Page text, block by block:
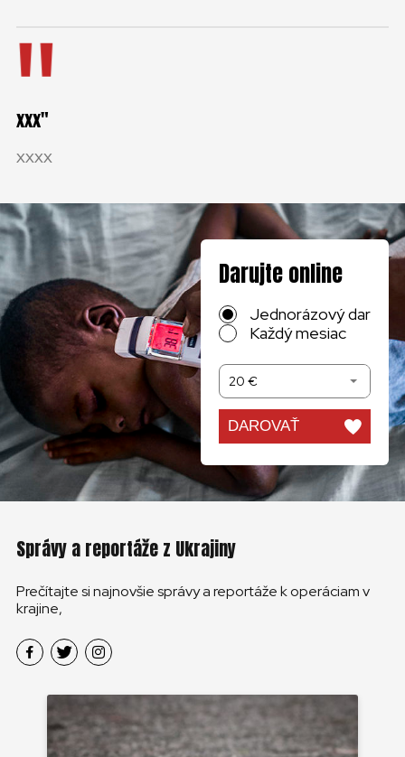
xxx
xxxx
Darujte online
Jednorázový dar
Každý mesiac
20 €
DAROVAŤ
Správy a reportáže z Ukrajiny
Prečítajte si najnovšie správy a reportáže k operáciam v
krajine,